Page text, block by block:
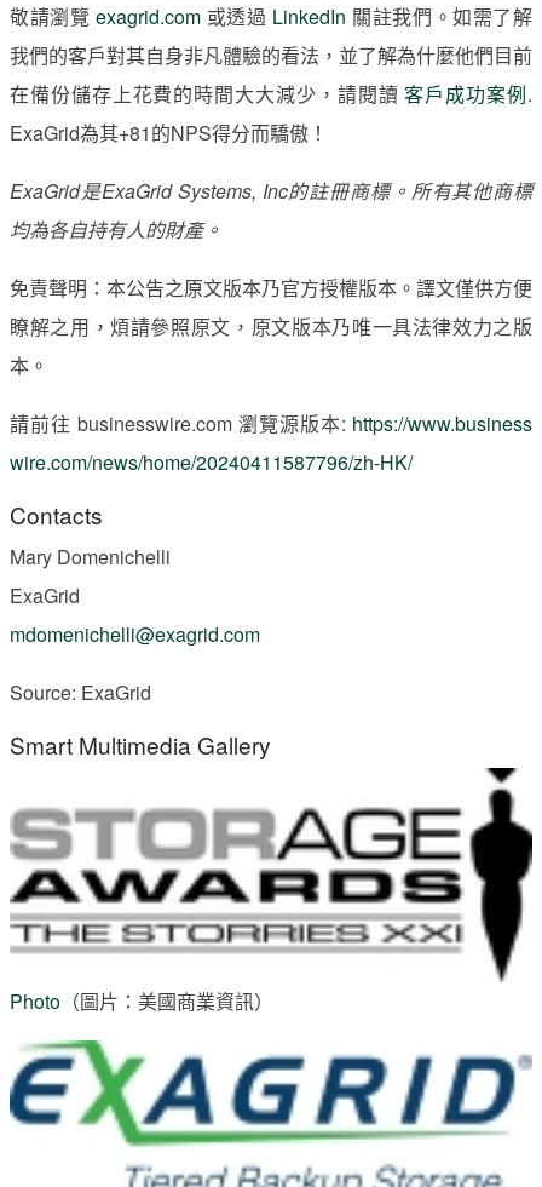
敬請瀏覽exagrid.com 或透過 LinkedIn 關註我們。如需了解
我們的客戶對其自身非凡體驗的看法，並了解為什麼他們目前
在備份儲存上花費的時間大大減少，請閱讀客戶成功案例.
ExaGrid為其+81的NPS得分而驕傲！
ExaGrid是ExaGrid Systems, Inc的註冊商標。所有其他商標
均為各自持有人的財產。
免責聲明：本公告之原文版本乃官方授權版本。譯文僅供方便
瞭解之用，煩請參照原文，原文版本乃唯一具法律效力之版
本。
請前往 businesswire.com 瀏覽源版本: https://www.business
wire.com/news/home/20240411587796/zh-HK/
Contacts
Mary Domenichelli
ExaGrid
mdomenichelli@exagrid.com
Source: ExaGrid
Smart Multimedia Gallery
Photo （圖片：美國商業資訊）